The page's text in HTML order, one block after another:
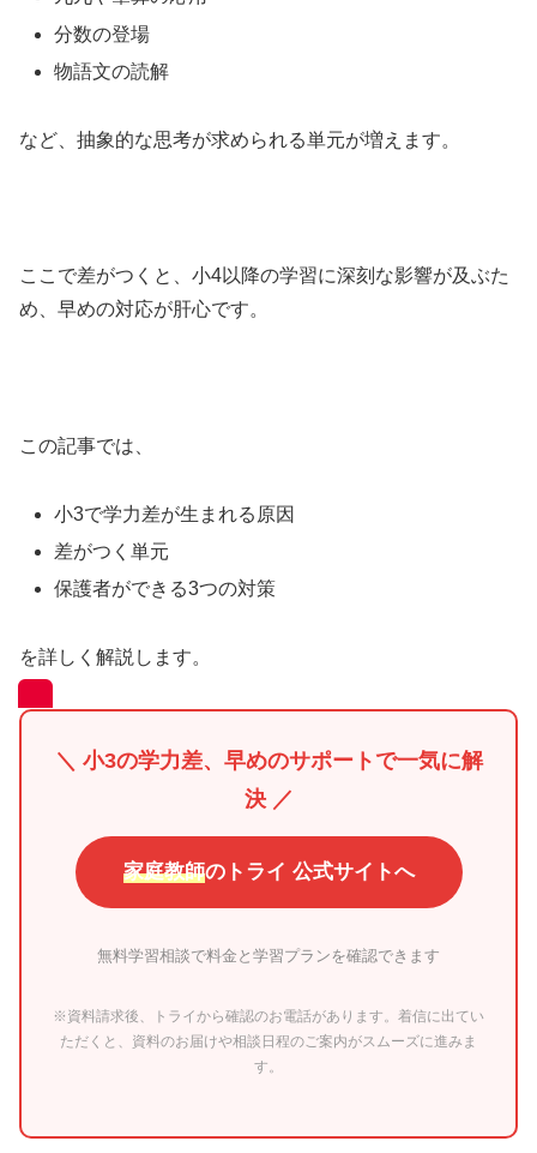
分数の登場
物語文の読解
など、抽象的な思考が求められる単元が増えます。
ここで差がつくと、小4以降の学習に深刻な影響が及ぶた
め、早めの対応が肝心です。
この記事では、
小3で学力差が生まれる原因
差がつく単元
保護者ができる3つの対策
を詳しく解説します。
＼ 小3の学力差、早めのサポートで一気に解
決 ／
家庭教師のトライ 公式サイトへ
無料学習相談で料金と学習プランを確認できます
※資料請求後、トライから確認のお電話があります。着信に出てい
ただくと、資料のお届けや相談日程のご案内がスムーズに進みま
す。